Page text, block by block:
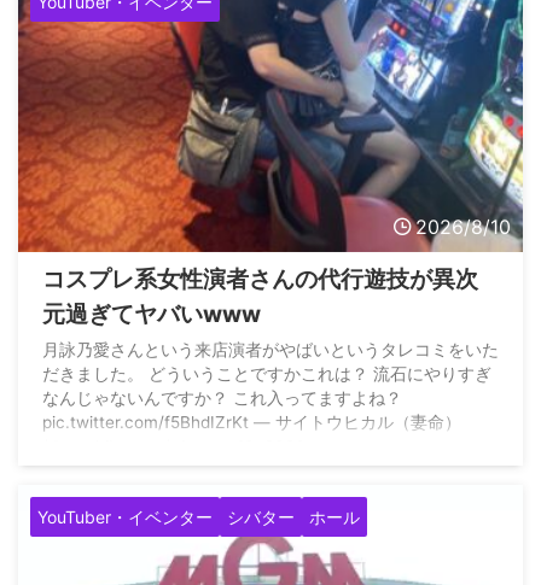
2026/8/10
コスプレ系女性演者さんの代行遊技が異次
元過ぎてヤバいwww
月詠乃愛さんという来店演者がやばいというタレコミをいた
だきました。 どういうことですかこれは？ 流石にやりすぎ
なんじゃないんですか？ これ入ってますよね？
pic.twitter.com/f5BhdIZrKt — サイトウヒカル（妻命）
YouTuber・イベンター シバター ホール